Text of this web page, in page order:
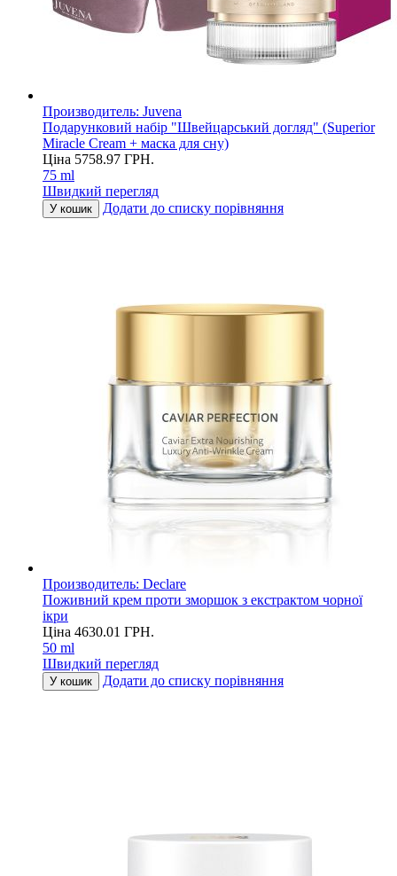
Производитель: Juvena
Подарунковий набір "Швейцарський догляд" (Superior
Miracle Cream + маска для сну)
Ціна 5758.97 ГРН.
75 ml
Швидкий перегляд
У кошик Додати до списку порівняння
Производитель: Declare
Поживний крем проти зморшок з екстрактом чорної
ікри
Ціна 4630.01 ГРН.
50 ml
Швидкий перегляд
У кошик Додати до списку порівняння